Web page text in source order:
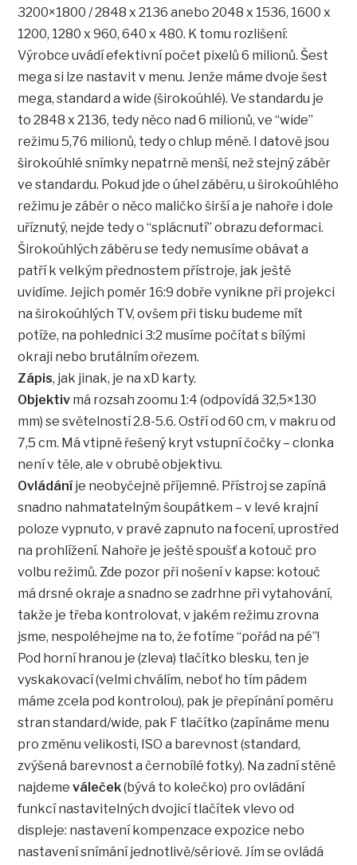
3200×1800 / 2848 x 2136 anebo 2048 x 1536, 1600 x
1200, 1280 x 960, 640 x 480. K tomu rozlišení:
Výrobce uvádí efektivní počet pixelů 6 milionů. Šest
mega si lze nastavit v menu. Jenže máme dvoje šest
mega, standard a wide (širokoúhlé). Ve standardu je
to 2848 x 2136, tedy něco nad 6 milionů, ve “wide”
režimu 5,76 milionů, tedy o chlup méně. I datově jsou
širokoúhlé snímky nepatrně menší, než stejný záběr
ve standardu. Pokud jde o úhel záběru, u širokoúhlého
režimu je záběr o něco maličko širší a je nahoře i dole
uříznutý, nejde tedy o “splácnutí” obrazu deformaci.
Širokoúhlých záběru se tedy nemusíme obávat a
patří k velkým přednostem přístroje, jak ještě
uvidíme. Jejich poměr 16:9 dobře vynikne při projekci
na širokoúhlých TV, ovšem při tisku budeme mít
potíže, na pohlednici 3:2 musíme počítat s bílými
okraji nebo brutálním ořezem.
Zápis, jak jinak, je na xD karty.
Objektiv má rozsah zoomu 1:4 (odpovídá 32,5×130
mm) se světelností 2.8-5.6. Ostří od 60 cm, v makru od
7,5 cm. Má vtipně řešený kryt vstupní čočky – clonka
není v těle, ale v obrubě objektivu.
Ovládáníje neobyčejně příjemné. Přístroj se zapíná
snadno nahmatatelným šoupátkem – v levé krajní
poloze vypnuto, v pravé zapnuto na focení, uprostřed
na prohlížení. Nahoře je ještě spoušť a kotouč pro
volbu režimů. Zde pozor při nošení v kapse: kotouč
má drsné okraje a snadno se zadrhne při vytahování,
takže je třeba kontrolovat, v jakém režimu zrovna
jsme, nespoléhejme na to, že fotíme “pořád na pé”!
Pod horní hranou je (zleva) tlačítko blesku, ten je
vyskakovací (velmi chválím, neboť ho tím pádem
máme zcela pod kontrolou), pak je přepínání poměru
stran standard/wide, pak F tlačítko (zapínáme menu
pro změnu velikosti, ISO a barevnost (standard,
zvýšená barevnost a černobílé fotky). Na zadní stěně
najdemeváleček(bývá to kolečko) pro ovládání
funkcí nastavitelných dvojicí tlačítek vlevo od
displeje: nastavení kompenzace expozice nebo
nastavení snímání jednotlivě/sériově. Jím se ovládá